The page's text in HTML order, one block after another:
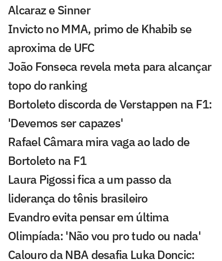
Alcaraz e Sinner
Invicto no MMA, primo de Khabib se
aproxima de UFC
João Fonseca revela meta para alcançar
topo do ranking
Bortoleto discorda de Verstappen na F1:
'Devemos ser capazes'
Rafael Câmara mira vaga ao lado de
Bortoleto na F1
Laura Pigossi fica a um passo da
liderança do tênis brasileiro
Evandro evita pensar em última
Olimpíada: 'Não vou pro tudo ou nada'
Calouro da NBA desafia Luka Doncic: